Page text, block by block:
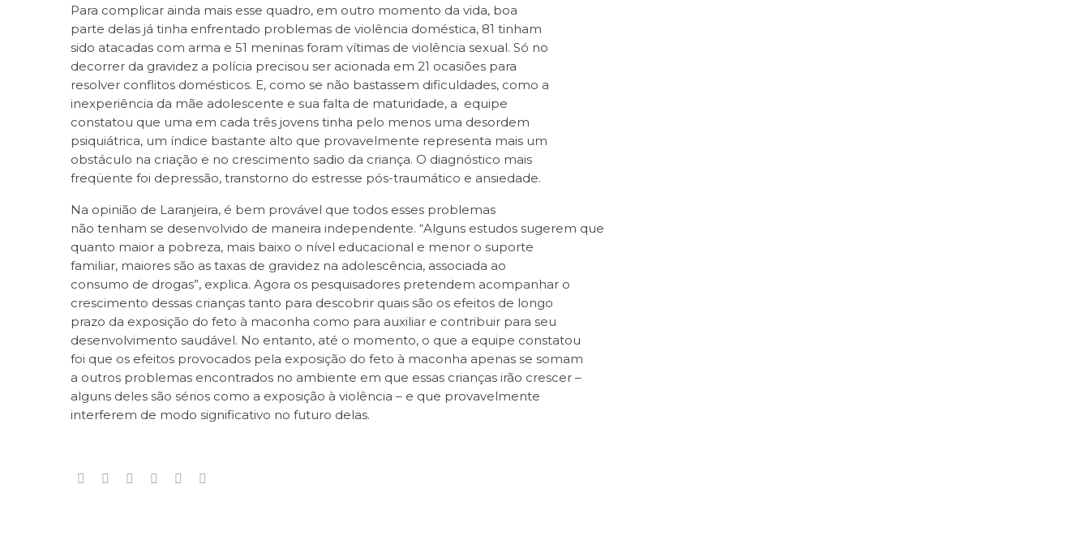
Para complicar ainda mais esse quadro, em outro momento da vida, boa
parte delas já tinha enfrentado problemas de violência doméstica, 81 tinham
sido atacadas com arma e 51 meninas foram vítimas de violência sexual. Só no
decorrer da gravidez a polícia precisou ser acionada em 21 ocasiões para
resolver conflitos domésticos. E, como se não bastassem dificuldades, como a
inexperiência da mãe adolescente e sua falta de maturidade, a equipe
constatou que uma em cada três jovens tinha pelo menos uma desordem
psiquiátrica, um índice bastante alto que provavelmente representa mais um
obstáculo na criação e no crescimento sadio da criança. O diagnóstico mais
freqüente foi depressão, transtorno do estresse pós-traumático e ansiedade.
Na opinião de Laranjeira, é bem provável que todos esses problemas
não tenham se desenvolvido de maneira independente. “Alguns estudos sugerem que
quanto maior a pobreza, mais baixo o nível educacional e menor o suporte
familiar, maiores são as taxas de gravidez na adolescência, associada ao
consumo de drogas”, explica. Agora os pesquisadores pretendem acompanhar o
crescimento dessas crianças tanto para descobrir quais são os efeitos de longo
prazo da exposição do feto à maconha como para auxiliar e contribuir para seu
desenvolvimento saudável. No entanto, até o momento, o que a equipe constatou
foi que os efeitos provocados pela exposição do feto à maconha apenas se somam
a outros problemas encontrados no ambiente em que essas crianças irão crescer –
alguns deles são sérios como a exposição à violência – e que provavelmente
interferem de modo significativo no futuro delas.